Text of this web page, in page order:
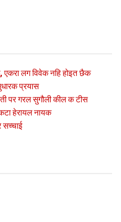
लग विवेक नहि होइत छैक
प्रयास
पर गरल सुगौली कील क टीस
हेरायल नायक
सच्‍चाई